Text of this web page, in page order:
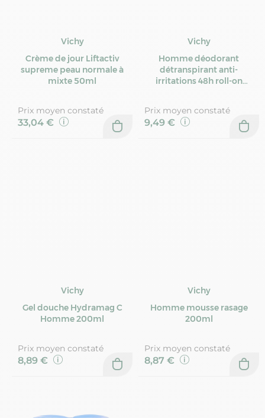
Vichy
Crème de jour Liftactiv
supreme peau normale à
mixte 50ml
Prix moyen constaté
33,04 €
Vichy
Homme déodorant
détranspirant anti-
irritations 48h roll-on
Prix moyen constaté
9,49 €
Vichy
Gel douche Hydramag C
Homme 200ml
Prix moyen constaté
8,89 €
Vichy
Homme mousse rasage
200ml
Prix moyen constaté
8,87 €